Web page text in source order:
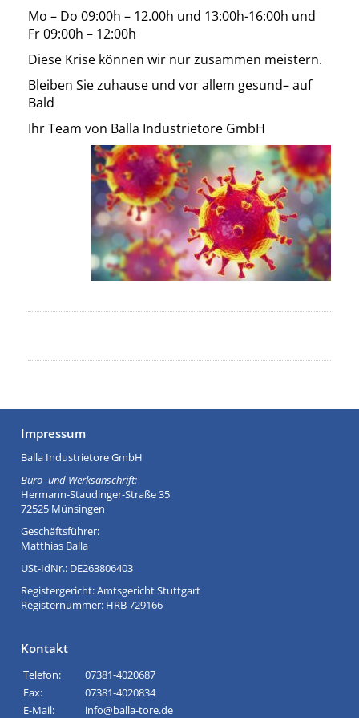
Mo – Do 09:00h – 12.00h und 13:00h-16:00h und
Fr 09:00h – 12:00h
Diese Krise können wir nur zusammen meistern.
Bleiben Sie zuhause und vor allem gesund– auf
Bald
Ihr Team von Balla Industrietore GmbH
Impressum
Balla Industrietore GmbH
Büro- und Werksanschrift:
Hermann-Staudinger-Straße 35
72525 Münsingen
Geschäftsführer:
Matthias Balla
USt-IdNr.: DE263806403
Registergericht: Amtsgericht Stuttgart
Registernummer: HRB 729166
Kontakt
Telefon:
07381-4020687
Fax:
07381-4020834
E-Mail:
info@balla-tore.de